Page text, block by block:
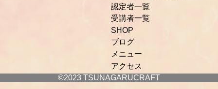
認定者一覧
受講者一覧
SHOP
ブログ
メニュー
アクセス
©2023 TSUNAGARUCRAFT